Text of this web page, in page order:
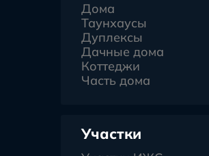
Дома
Таунхаусы
Дуплексы
Дачные дома
Коттеджи
Часть дома
Участки